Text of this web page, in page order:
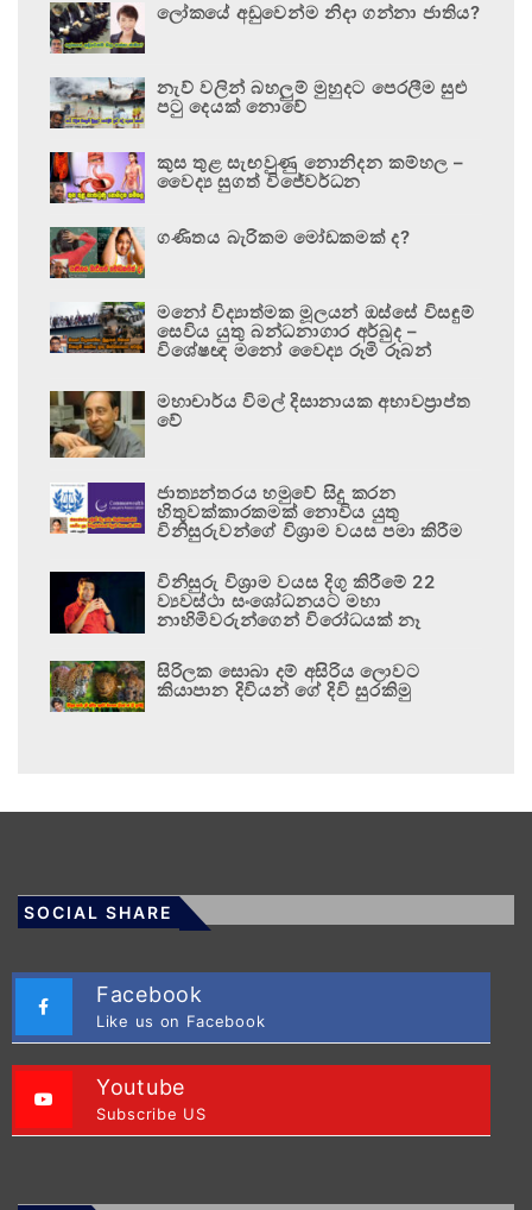
ලෝකයේ අඩුවෙන්ම නිදා ගන්නා ජාතිය?
නැව් වලින් බහලුම් මුහුදට පෙරලීම සුළු
පටු දෙයක් නොවේ
කුස තුළ සැඟවුණු නොනිදන කම්හල –
වෛද්‍ය සුගත් විජේවර්ධන
ගණිතය බැරිකම මෝඩකමක් ද?
මනෝ විද්‍යාත්මක මූලයන් ඔස්සේ විසඳුම්
සෙවිය යුතු බන්ධනාගාර අර්බුද –
විශේෂඥ මනෝ වෛද්‍ය රූමි රූබන්
මහාචාර්ය විමල් දිසානායක අභාවප්‍රාප්ත
වේ
ජාත්‍යන්තරය හමුවේ සිදු කරන
හිතුවක්කාරකමක් නොවිය යුතු
විනිසුරුවන්ගේ විශ්‍රාම වයස පමා කිරීම
විනිසුරු විශ්‍රාම වයස දිගු කිරීමේ 22
ව්‍යවස්ථා සංශෝධනයට මහා
නාහිමිවරුන්ගෙන් විරෝධයක් නෑ
සිරිලක සොබා දම් අසිරිය ලොවට
කියාපාන දිවියන් ගේ දිවි සුරකිමු
SOCIAL SHARE
Facebook
Like us on Facebook
Youtube
Subscribe US